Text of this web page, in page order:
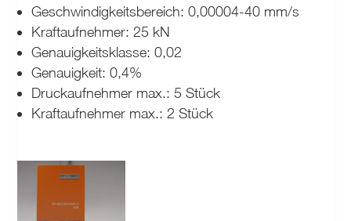
Geschwindigkeitsbereich: 0,00004-40 mm/s
Kraftaufnehmer: 25 kN
Genauigkeitsklasse: 0,02
Genauigkeit: 0,4%
Druckaufnehmer max.: 5 Stück
Kraftaufnehmer max.: 2 Stück